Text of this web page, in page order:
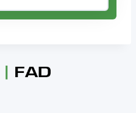
0/0 Steps